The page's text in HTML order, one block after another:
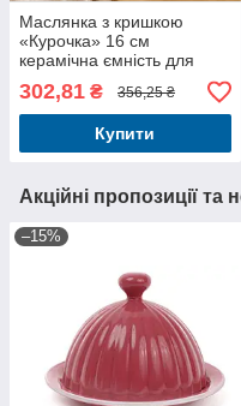
Маслянка з кришкою
«Курочка» 16 см
керамічна ємність для
зберігання та подачі
масла
302,81 ₴ 356,25 ₴
Купити
Акційні пропозиції та
–15%